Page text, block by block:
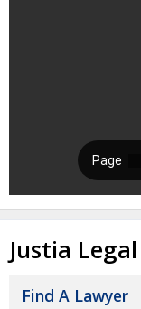
Justia
Find A Lawyer